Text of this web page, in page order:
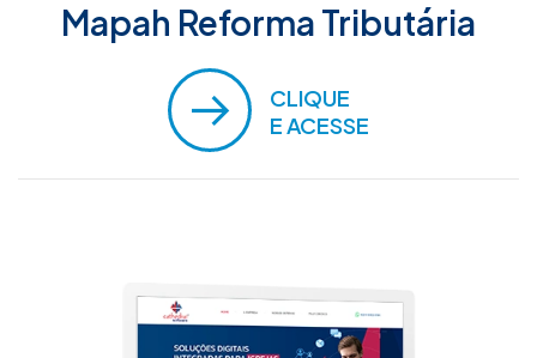
Mapah Reforma Tributária
CLIQUE
E ACESSE